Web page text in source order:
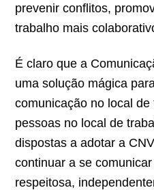
prevenir conflitos,
trabalho mais
É claro que a
uma solução mágica
comunicação no local
pessoas no local de
dispostas a adotar a
continuar a se
respeitosa,